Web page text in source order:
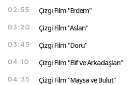
02:55 Çizgi Film "Erdem"
03:20 Çizgi Film "Aslan"
03:45 Çizgi Film "Doru"
04:10 Çizgi Film "Elif ve Arkadaşları"
04:35 Çizgi Film "Maysa ve Bulut"